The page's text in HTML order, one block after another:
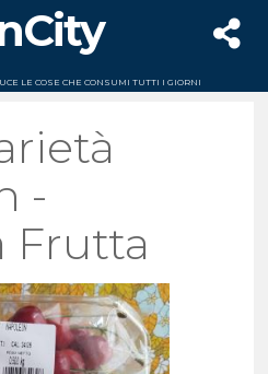
LE COSE CHE CONSUMI TUTTI I GIORNI
-
Frutta